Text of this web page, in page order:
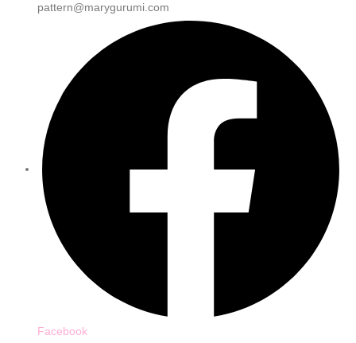
pattern@marygurumi.com
Facebook